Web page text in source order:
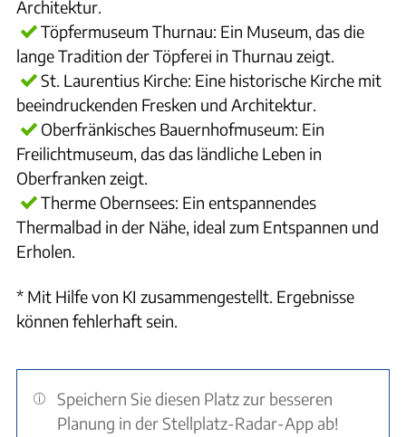
Architektur.
Töpfermuseum Thurnau: Ein Museum, das die
lange Tradition der Töpferei in Thurnau zeigt.
St. Laurentius Kirche: Eine historische Kirche mit
beeindruckenden Fresken und Architektur.
Oberfränkisches Bauernhofmuseum: Ein
Freilichtmuseum, das das ländliche Leben in
Oberfranken zeigt.
Therme Obernsees: Ein entspannendes
Thermalbad in der Nähe, ideal zum Entspannen und
Erholen.
* Mit Hilfe von KI zusammengestellt. Ergebnisse
können fehlerhaft sein.
Speichern Sie diesen Platz zur besseren
Planung in der Stellplatz-Radar-App ab!